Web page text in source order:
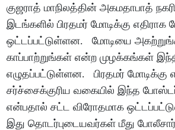
குஜராத் மாநிலத்தின் அகமதாபாத்
இடங்களில் பிரதமர் மோடிக்கு
ஒட்டப்பட்டுள்ளன. மோடியை
காப்பாற்றுங்கள் என்ற முழக்கங்கள்
எழுதப்பட்டுள்ளன. பிரதமர் மோடிக்கு
சர்ச்சைக்குரிய வகையில் இந்த
என்பதால் சட்ட விரோதமாக
இது தொடர்புடையவர்கள் மீது போலீசார்